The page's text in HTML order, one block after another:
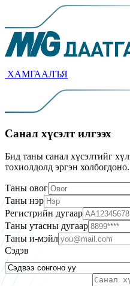
ХАМГААЛЪЯ
Санал хүсэлт илгээх
Бид таны санал хүсэлтийг
тохиолдолд эргэн холбогдоно.
Таны овог
Таны нэр
Регистрийн дугаар
Таны утасны дугаар
Таны и-мэйл
Сэдэв